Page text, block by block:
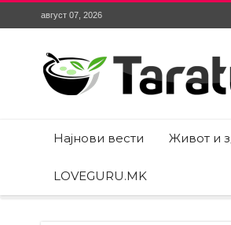
август 07, 2026
Најнови вести Живот и
LOVEGURU.MK